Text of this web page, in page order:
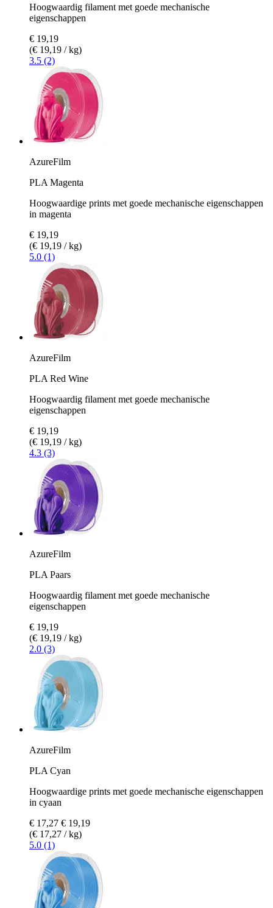
Hoogwaardig filament met goede mechanische
eigenschappen
€ 19,19
(€ 19,19 / kg)
3.5 (2)
AzureFilm
PLA Magenta
Hoogwaardige prints met goede mechanische eigenschappen
in magenta
€ 19,19
(€ 19,19 / kg)
5.0 (1)
AzureFilm
PLA Red Wine
Hoogwaardig filament met goede mechanische
eigenschappen
€ 19,19
(€ 19,19 / kg)
4.3 (3)
AzureFilm
PLA Paars
Hoogwaardig filament met goede mechanische
eigenschappen
€ 19,19
(€ 19,19 / kg)
2.0 (3)
AzureFilm
PLA Cyan
Hoogwaardige prints met goede mechanische eigenschappen
in cyaan
€ 17,27 € 19,19
(€ 17,27 / kg)
5.0 (1)